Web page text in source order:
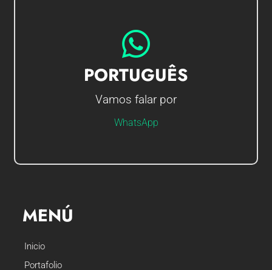
PORTUGUÊS
Vamos falar por
WhatsApp
Olá sou Gerson, em que posso ajudá-lo?
IR AO CHAT
MENÚ
Inicio
Portafolio